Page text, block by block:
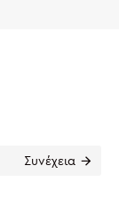
Συνέχεια